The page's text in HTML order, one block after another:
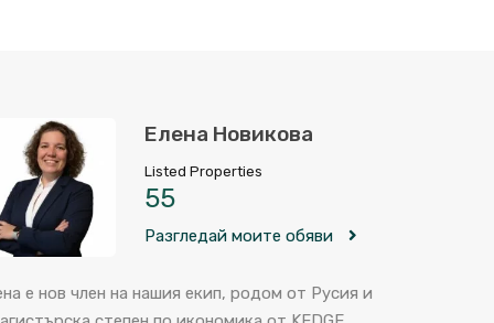
Елена Новикова
Listed Properties
55
Разгледай моите обяви
е нов член на нашия екип, родом от Русия и